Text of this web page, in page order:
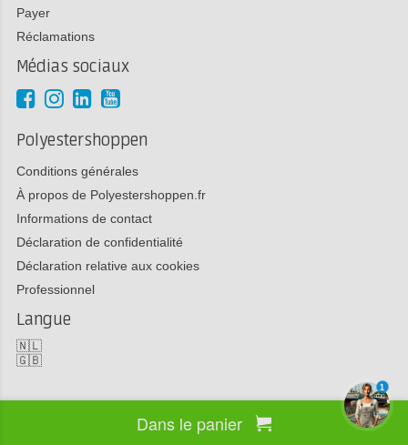
Dans le panier
Payer
Réclamations
Médias sociaux
Polyestershoppen
Conditions générales
À propos de Polyestershoppen.fr
Informations de contact
Déclaration de confidentialité
Déclaration relative aux cookies
Professionnel
Langue
🇳🇱
🇬🇧
Copyright 2026 Polyestershoppen bv
1